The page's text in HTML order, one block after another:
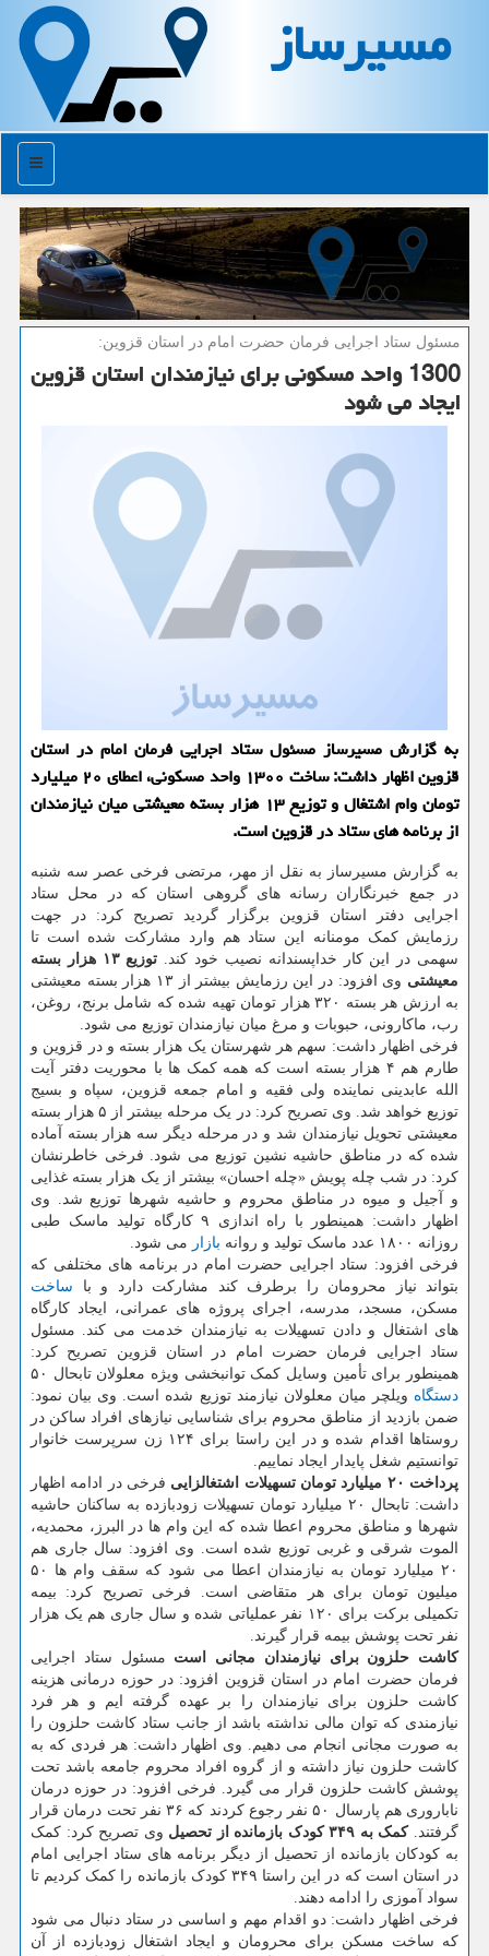
مسیرساز
منو
مسئول ستاد اجرایی فرمان حضرت امام در استان قزوین:
1300 واحد مسكونی برای نیازمندان استان قزوین
ایجاد می شود
به گزارش مسیرساز مسئول ستاد اجرایی فرمان امام در استان
قزوین اظهار داشت: ساخت ۱۳۰۰ واحد مسكونی، اعطای ۲۰ میلیارد
تومان وام اشتغال و توزیع ۱۳ هزار بسته معیشتی میان نیازمندان
از برنامه های ستاد در قزوین است.
به گزارش مسیرساز به نقل از مهر، مرتضی فرخی عصر سه شنبه
در جمع خبرنگاران رسانه های گروهی استان که در محل ستاد
اجرایی دفتر استان قزوین برگزار گردید تصریح کرد: در جهت
رزمایش کمک مومنانه این ستاد هم وارد مشارکت شده است تا
سهمی در این کار خداپسندانه نصیب خود کند.
توزیع ۱۳ هزار بسته
معیشتی
وی افزود: در این رزمایش بیشتر از ۱۳ هزار بسته معیشتی
به ارزش هر بسته ۳۲۰ هزار تومان تهیه شده که شامل برنج، روغن،
رب، ماکارونی، حبوبات و مرغ میان نیازمندان توزیع می شود.
فرخی اظهار داشت: سهم هر شهرستان یک هزار بسته و در قزوین و
طارم هم ۴ هزار بسته است که همه کمک ها با محوریت دفتر آیت
الله عابدینی نماینده ولی فقیه و امام جمعه قزوین، سپاه و بسیج
توزیع خواهد شد. وی تصریح کرد: در یک مرحله بیشتر از ۵ هزار بسته
معیشتی تحویل نیازمندان شد و در مرحله دیگر سه هزار بسته آماده
شده که در مناطق حاشیه نشین توزیع می شود. فرخی خاطرنشان
کرد: در شب چله پویش «چله احسان» بیشتر از یک هزار بسته غذایی
و آجیل و میوه در مناطق محروم و حاشیه شهرها توزیع شد. وی
اظهار داشت: همینطور با راه اندازی ۹ کارگاه تولید ماسک طبی
روزانه ۱۸۰۰ عدد ماسک تولید و روانه
بازار می شود.
فرخی افزود: ستاد اجرایی حضرت امام در برنامه های مختلفی که
بتواند نیاز محرومان را برطرف کند مشارکت دارد و با ساخت
مسکن، مسجد، مدرسه، اجرای پروژه های عمرانی، ایجاد کارگاه
های اشتغال و دادن تسهیلات به نیازمندان خدمت می کند. مسئول
ستاد اجرایی فرمان حضرت امام در استان قزوین تصریح کرد:
همینطور برای تأمین وسایل کمک توانبخشی ویژه معلولان تابحال ۵۰
دستگاه ویلچر میان معلولان نیازمند توزیع شده است. وی بیان نمود:
ضمن بازدید از مناطق محروم برای شناسایی نیازهای افراد ساکن در
روستاها اقدام شده و در این راستا برای ۱۲۴ زن سرپرست خانوار
توانستیم شغل پایدار ایجاد نماییم.
پرداخت ۲۰ میلیارد تومان تسهیلات اشتغالزایی
فرخی در ادامه اظهار
داشت: تابحال ۲۰ میلیارد تومان تسهیلات زودبازده به ساکنان حاشیه
شهرها و مناطق محروم اعطا شده که این وام ها در البرز، محمدیه،
الموت شرقی و غربی توزیع شده است. وی افزود: سال جاری هم
۲۰ میلیارد تومان به نیازمندان اعطا می شود که سقف وام ها ۵۰
میلیون تومان برای هر متقاضی است. فرخی تصریح کرد: بیمه
تکمیلی برکت برای ۱۲۰ نفر عملیاتی شده و سال جاری هم یک هزار
نفر تحت پوشش بیمه قرار گیرند.
کاشت حلزون برای نیازمندان مجانی است مسئول ستاد اجرایی
فرمان حضرت امام در استان قزوین افزود: در حوزه درمانی هزینه
کاشت حلزون برای نیازمندان را بر عهده گرفته ایم و هر فرد
نیازمندی که توان مالی نداشته باشد از جانب ستاد کاشت حلزون را
به صورت مجانی انجام می دهیم. وی اظهار داشت: هر فردی که به
کاشت حلزون نیاز داشته و از گروه افراد محروم جامعه باشد تحت
پوشش کاشت حلزون قرار می گیرد. فرخی افزود: در حوزه درمان
ناباروری هم پارسال ۵۰ نفر رجوع کردند که ۳۶ نفر تحت درمان قرار
گرفتند.کمک به ۳۴۹ کودک بازمانده از تحصیل
وی تصریح کرد: کمک
به کودکان بازمانده از تحصیل از دیگر برنامه های ستاد اجرایی امام
در استان است که در این راستا ۳۴۹ کودک بازمانده را کمک کردیم تا
سواد آموزی را ادامه دهند.
فرخی اظهار داشت: دو اقدام مهم و اساسی در ستاد دنبال می شود
که ساخت مسکن برای محرومان و ایجاد اشتغال زودبازده از آن